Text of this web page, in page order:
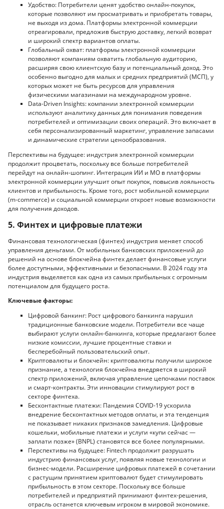
Удобство: Потребители ценят удобство онлайн-покупок,
которые позволяют им просматривать и приобретать товары,
не выходя из дома. Платформы электронной коммерции
отреагировали, предложив быструю доставку, легкий возврат
и широкий спектр вариантов оплаты.
Глобальный охват: платформы электронной коммерции
позволяют компаниям охватить глобальную аудиторию,
расширяя свою клиентскую базу и потенциальный доход. Это
особенно выгодно для малых и средних предприятий (МСП), у
которых может не быть ресурсов для управления
физическими магазинами на международном уровне.
Data-Driven Insights: компании электронной коммерции
используют аналитику данных для понимания поведения
потребителей и оптимизации своих операций. Это включает в
себя персонализированный маркетинг, управление запасами
и динамические стратегии ценообразования.
Перспективы на будущее: индустрия электронной коммерции
продолжит процветать, поскольку все больше потребителей
перейдут на онлайн-шопинг. Интеграция ИИ и МО в платформы
электронной коммерции улучшит опыт покупок, повысив лояльность
клиентов и прибыльность. Кроме того, рост мобильной коммерции
(m-commerce) и социальной коммерции откроет новые возможности
для получения доходов.
5. Финтех и цифровые платежи
Финансовая технологическая (финтех) индустрия меняет способ
управления деньгами. От мобильных банковских приложений до
решений на основе блокчейна финтех делает финансовые услуги
более доступными, эффективными и безопасными. В 2024 году эта
индустрия выделяется как одна из самых прибыльных с огромным
потенциалом для будущего роста.
Ключевые факторы:
Цифровой банкинг: Рост цифрового банкинга нарушил
традиционные банковские модели. Потребители все чаще
выбирают услуги онлайн-банкинга, которые предлагают более
низкие комиссии, лучшие процентные ставки и
бесперебойный пользовательский опыт.
Криптовалюты и блокчейн: криптовалюты получили широкое
признание, а технология блокчейна внедряется в широкий
спектр приложений, включая управление цепочками поставок
и смарт-контракты. Эти инновации стимулируют рост в
секторе финтеха.
Бесконтактные платежи: Пандемия COVID-19 ускорила
внедрение бесконтактных методов оплаты, и эта тенденция
не показывает никаких признаков замедления. Цифровые
кошельки, мобильные платежи и услуги «купи сейчас —
заплати позже» (BNPL) становятся все более популярными.
Перспективы на будущее: Fintech продолжит разрушать
индустрию финансовых услуг, появляя новые технологии и
бизнес-модели. Расширение цифровых платежей в сочетании
с растущим принятием криптовалют будет стимулировать
прибыльность в этом секторе. Поскольку все больше
потребителей и предприятий принимают финтех-решения,
отрасль останется ключевым игроком в мировой экономике.